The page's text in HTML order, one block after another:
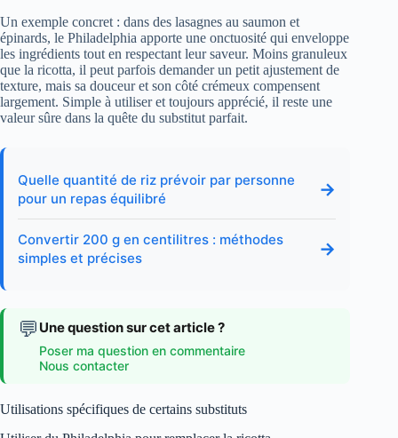
Un exemple concret : dans des lasagnes au saumon et
épinards, le Philadelphia apporte une onctuosité qui enveloppe
les ingrédients tout en respectant leur saveur. Moins granuleux
que la ricotta, il peut parfois demander un petit ajustement de
texture, mais sa douceur et son côté crémeux compensent
largement. Simple à utiliser et toujours apprécié, il reste une
valeur sûre dans la quête du substitut parfait.
Quelle quantité de riz prévoir par personne
pour un repas équilibré
→
Convertir 200 g en centilitres : méthodes
simples et précises
→
💬 Une question sur cet article ?
Poser ma question en commentaire
Nous contacter
Utilisations spécifiques de certains substituts